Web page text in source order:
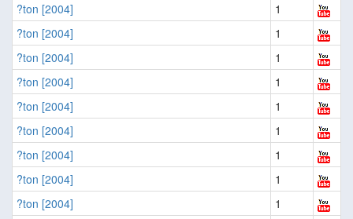
?ton [2004]
1
?ton [2004]
1
?ton [2004]
1
?ton [2004]
1
?ton [2004]
1
?ton [2004]
1
?ton [2004]
1
?ton [2004]
1
?ton [2004]
1